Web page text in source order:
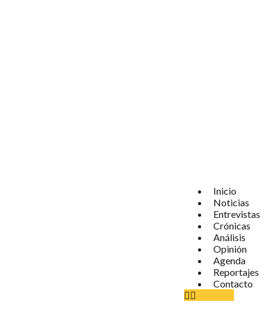
Inicio
Noticias
Entrevistas
Crónicas
Análisis
Opinión
Agenda
Reportajes
Contacto